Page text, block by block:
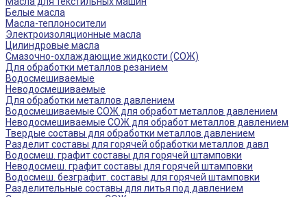
Белые масла
Масла-теплоносители
Электроизоляционные масла
Цилиндровые масла
Смазочно-охлаждающие жидкости (СОЖ)
Для обработки металлов резанием
Водосмешиваемые
Неводосмешиваемые
Для обработки металлов давлением
Водосмешиваемые СОЖ для обработ металлов давлением
Неводосмешиваемые СОЖ для обработ металлов давлением
Твердые составы для обработки металлов давлением
Разделит составы для горячей обработки металлов давл
Водосмеш. графит составы для горячей штамповки
Неводосмеш. графит составы для горячей штамповки
Водосмеш. безграфит. составы для горячей штамповки
Разделительные составы для литья под давлением